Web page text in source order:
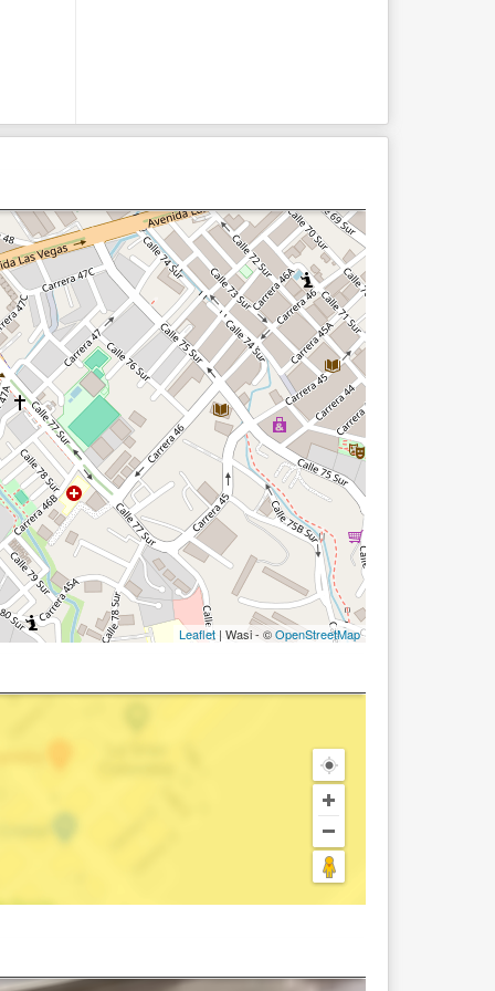
Leaflet | Wasi - ©OpenStreetMap